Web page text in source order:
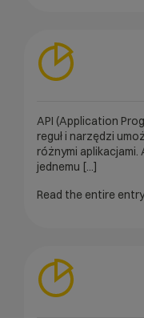
API (Application
reguł i narzędzi
różnymi
jednemu [...]
Read the entire